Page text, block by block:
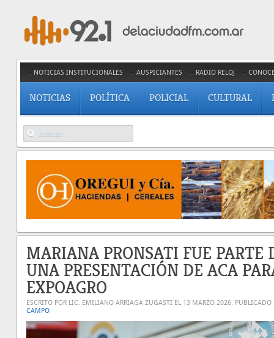
NOTICIAS INSTITUCIONALES AUSPICIANTES RADIO RELOJ
NOTICIAS POLÍTICA POLICIAL CULTURAL
MARIANA PRONSATI FUE PARTE
UNA PRESENTACIÓN DE ACA
EXPOAGRO
ESCRITO POR LIC. EMILIANO ARRIAGA ZUGASTI EL 13 MARZO 2026. PUBLICADO
CAMPO